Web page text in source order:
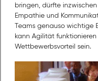
bringen, dürfte
Empathie und
Teams genauso wichtige
kann Agilität funktionieren
Wettbewerbsvorteil sein.